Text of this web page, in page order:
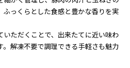
ふっくらとした食感と豊かな香りを実
いただくことで、出来たてに近い味わ
。解凍不要で調理できる手軽さも魅力